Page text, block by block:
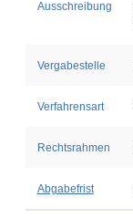
Ausschreibung
Vergabestelle
Verfahrensart
Rechtsrahmen
Abgabefrist